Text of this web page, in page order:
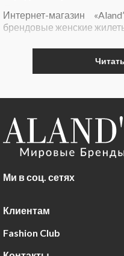
Интернет-магазин
брендовые женские
Ми в соц. сетях
Клиентам
Fashion Club